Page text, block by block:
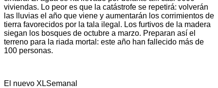
viviendas. Lo peor es que la catástrofe se repetirá: volverán
las lluvias el año que viene y aumentarán los corrimientos de
tierra favorecidos por la tala ilegal. Los furtivos de la madera
siegan los bosques de octubre a marzo. Preparan así el
terreno para la riada mortal: este año han fallecido más de
100 personas.
El nuevo XLSemanal